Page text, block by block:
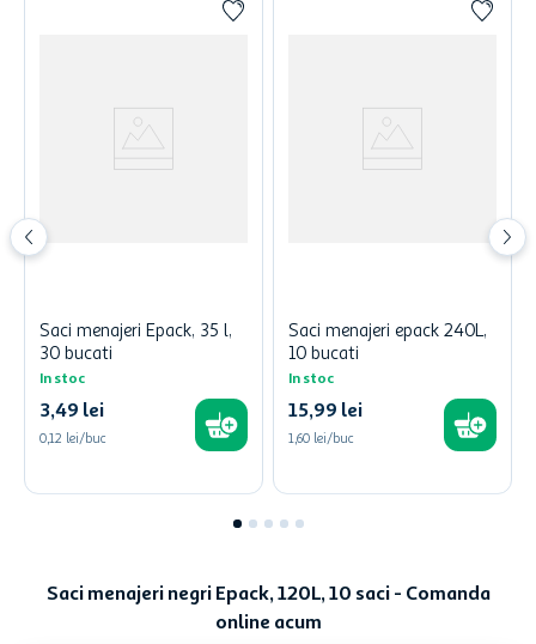
Saci menajeri Epack, 35 l,
30 bucati
In stoc
3,49 lei
0,12 lei/buc
Saci menajeri epack 240L,
10 bucati
In stoc
15,99 lei
1,60 lei/buc
Saci menajeri negri Epack, 120L, 10 saci - Comanda
online acum